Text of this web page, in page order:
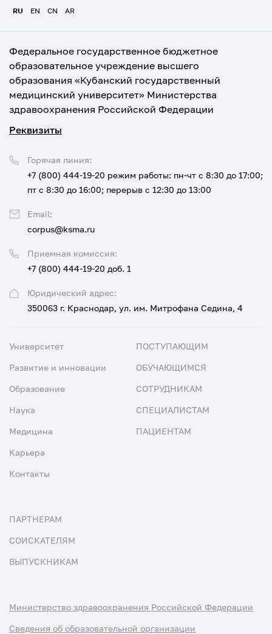
RU EN CN AR
Федеральное государственное бюджетное
образовательное учреждение высшего
образования «Кубанский государственный
медицинский университет» Министерства
здравоохранения Российской Федерации
Реквизиты
Юридический адрес:
350063 г. Краснодар, ул. им. Митрофана Седина, 4
Приемная комиссия:
+7 (800) 444-19-20 доб. 1
Горячая линия:
+7 (800) 444-19-20 режим работы: пн-чт с 8:30 до 17:00;
пт с 8:30 до 16:00; перерыв с 12:30 до 13:00
Email:
corpus@ksma.ru
Университет
Развитие и инновации
Образование
Наука
Медицина
Карьера
Контакты
ПОСТУПАЮЩИМ
ОБУЧАЮЩИМСЯ
СОТРУДНИКАМ
СПЕЦИАЛИСТАМ
ПАЦИЕНТАМ
ПАРТНЕРАМ
СОИСКАТЕЛЯМ
ВЫПУСКНИКАМ
Министерство здравоохранения Российской Федерации
Сведения об образовательной организации